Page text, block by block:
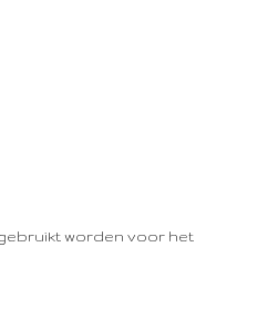
worden voor het